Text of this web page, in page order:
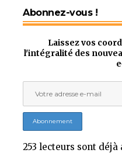
Abonnez-vous !
Laissez vos
l'intégralité des
253 lecteurs sont